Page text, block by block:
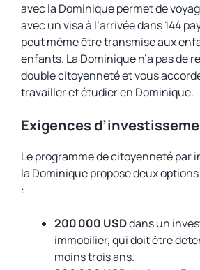
avec la Dominique permet de
avec un visa à l’arrivée dans 144
peut même être transmise aux
enfants. La Dominique n’a pas de
double citoyenneté et vous
travailler et étudier en Dominique.
Exigences
Le programme de citoyenneté par
la Dominique propose deux
:
200 000 USDdans un
immobilier, qui doit être
moins trois ans.